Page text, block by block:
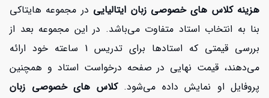
هزینه کلاس های خصوصی زبان ایتالیایی در مجموعه هایتاکی
بنا به انتخاب استاد متفاوت می‌باشد. در این مجموعه بعد از
بررسی قیمتی که استادها برای تدریس 1 ساعته خود ارائه
می‌دهند، قیمت نهایی در صفحه درخواست استاد و همچنین
پروفایل او نمایش داده می‌شود.کلاس های خصوصی زبان